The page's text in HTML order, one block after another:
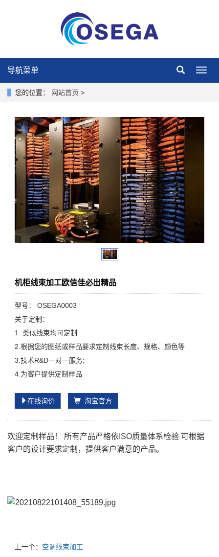
导
导航菜单
您的位置： 网站首页 >
机柜线束加工欧信佳必出精品
型号： OSEGA0003
关于定制：
1. 类似线束均可定制
2.根据您的图纸或样品要求定制线束长度、规格、颜色等
3.技术R&D一对一服务;
4.为客户提供定制样品
在线询价 淘宝官方
欢迎定制样品！ 所有产品严格依ISO质量体系检验 可根据
客户的设计要求定制，提供客户满意的产品。
上一个： 空调线束加工